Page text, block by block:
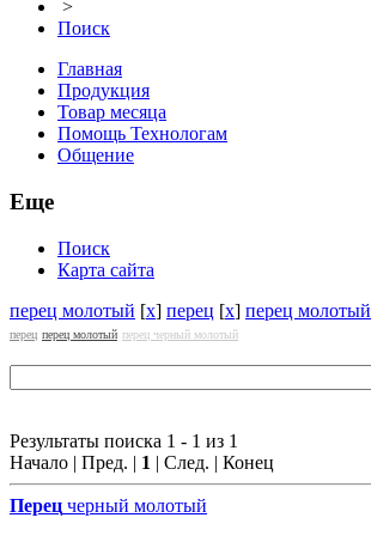
>
Поиск
Главная
Продукция
Товар месяца
Помощь Технологам
Общение
Еще
Поиск
Карта сайта
перец молотый [x] перец [x] перец молотый
перец перец молотый перец черный молотый
Результаты поиска 1 - 1 из 1
Начало | Пред. | 1 | След. | Конец
Перец черный молотый